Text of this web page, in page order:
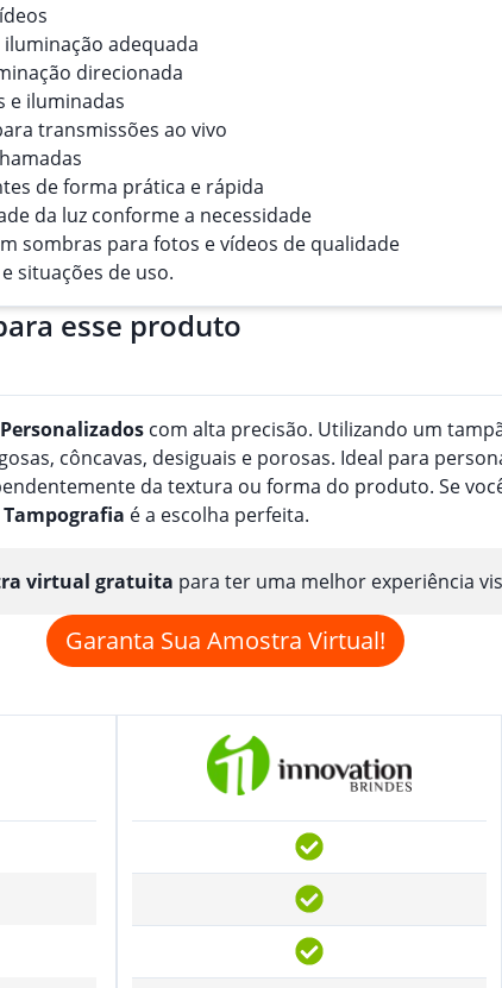
adequada
direcionada
e iluminadas
transmissões ao vivo
de forma prática e rápida
da luz conforme a necessidade
sombras para fotos e vídeos de qualidade
situações de uso.
esse produto
Personalizados com alta precisão. Utilizando um
côncavas, desiguais e porosas. Ideal para
da textura ou forma do produto. Se
Tampografia é a escolha perfeita.
virtual gratuita para ter uma melhor experiência
Garanta Sua Amostra Virtual!